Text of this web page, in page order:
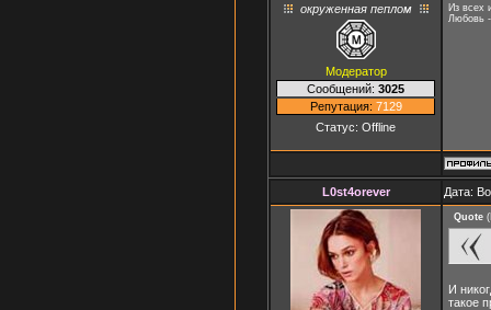
окруженная пеплом
Модератор
Сообщений: 3025
Репутация: 7129
Статус: Offline
Из всех
Любовь
L0st4orever Дата:
Quote (
И
такое